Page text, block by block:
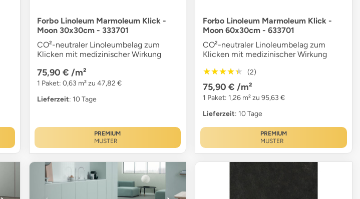
Forbo Linoleum Marmoleum Klick -
Moon 30x30cm - 333701
CO²-neutraler Linoleumbelag zum
Klicken mit medizinischer Wirkung
75,90 € /m²
1 Paket: 0,63 m² zu 47,82 €
Lieferzeit: 10 Tage
PREMIUM
MUSTER
Forbo Linoleum Marmoleum Klick -
Moon 60x30cm - 633701
CO²-neutraler Linoleumbelag zum
Klicken mit medizinischer Wirkung
★★★★★
★★★★★ (2)
75,90 € /m²
1 Paket: 1,26 m² zu 95,63 €
Lieferzeit: 10 Tage
PREMIUM
MUSTER